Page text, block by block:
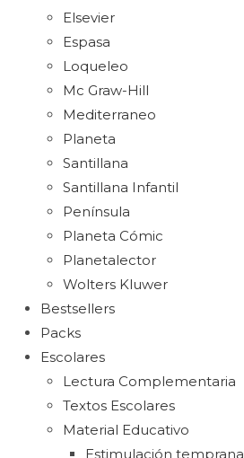
Elsevier
Espasa
Loqueleo
Mc Graw-Hill
Mediterraneo
Planeta
Santillana
Santillana Infantil
Península
Planeta Cómic
Planetalector
Wolters Kluwer
Bestsellers
Packs
Escolares
Lectura Complementaria
Textos Escolares
Material Educativo
Estimulación temprana